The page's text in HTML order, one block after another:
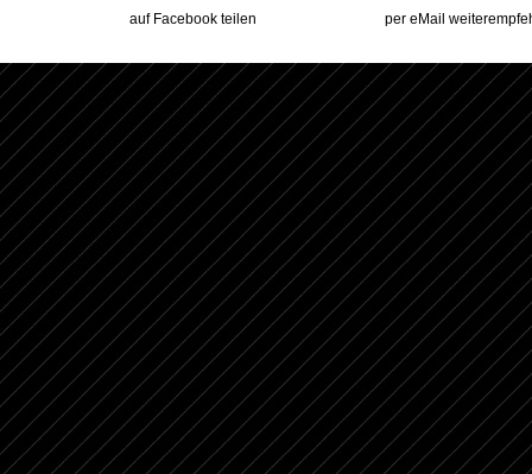
auf Facebook teilen per eMail